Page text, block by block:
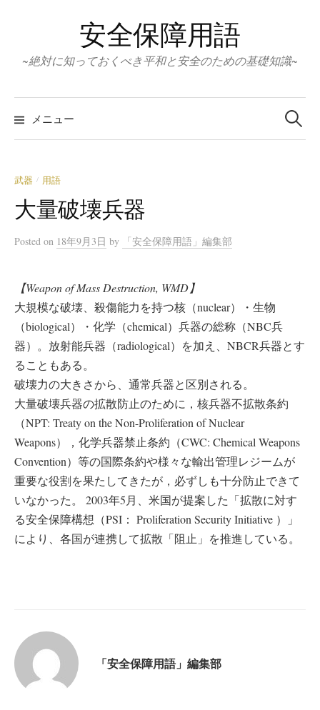
ン
ス
キ
プ
安全保障用語
~絶対に知っておくべき平和と安全のための基礎知識~
メニュー
検
索:
武器 / 用語
大量破壊兵器
Posted on 18年9月3日 by 「安全保障用語」編集部
【Weapon of Mass Destruction, WMD】
大規模な破壊、殺傷能力を持つ核（nuclear）・生物
（biological）・化学（chemical）兵器の総称（NBC兵
器）。放射能兵器（radiological）を加え、NBCR兵器とす
ることもある。
破壊力の大きさから、通常兵器と区別される。
大量破壊兵器の拡散防止のために，核兵器不拡散条約
（NPT: Treaty on the Non-Proliferation of Nuclear
Weapons），化学兵器禁止条約（CWC: Chemical Weapons
Convention）等の国際条約や様々な輸出管理レジームが
重要な役割を果たしてきたが，必ずしも十分防止できて
いなかった。 2003年5月、米国が提案した「拡散に対す
る安全保障構想（PSI： Proliferation Security Initiative ）」
により、各国が連携して拡散「阻止」を推進している。
「安全保障用語」編集部